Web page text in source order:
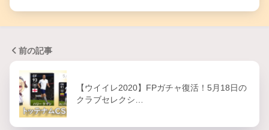
前の記事
【ウイイレ2020】FPガチャ復活！5月18日の
クラブセレクシ…